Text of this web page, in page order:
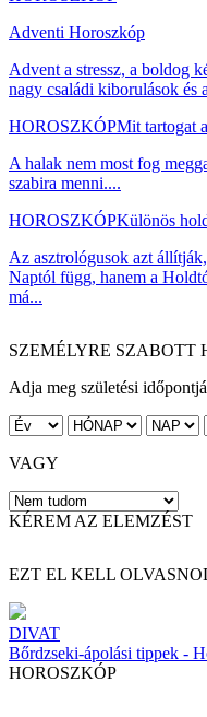
Adventi Horoszkóp
Advent a stressz, a boldog
nagy családi kiborulások és
HOROSZKÓPMit tartogat
A halak nem most fog
szabira menni....
HOROSZKÓPKülönös
Az asztrológusok azt
Naptól függ, hanem a
má...
SZEMÉLYRE SZABOTT
Adja meg születési
VAGY
KÉREM AZ ELEMZÉST
EZT EL KELL
DIVAT
Bőrdzseki-ápolási tippek -
HOROSZKÓP